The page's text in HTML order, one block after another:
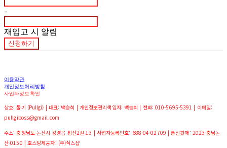
-
재입고 시 알림
신청하기
이용약관
개인정보처리방침
사업자정보확인
상호: 풀기 (Pullgi) | 대표: 백승희 | 개인정보관리책임자: 백승희 | 전화: 010-5695-5391 | 이메일:
pullgiboss@gmail.com
주소: 충청남도 논산시 강경읍 황산2길 13 | 사업자등록번호: 688-04-02709 | 통신판매: 2023-충남논
산-0150 | 호스팅제공자: (주)식스샵